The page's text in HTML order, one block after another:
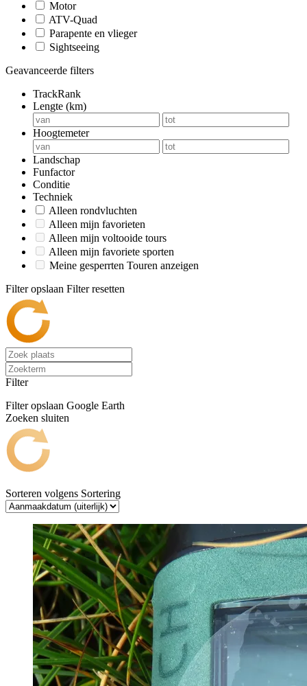
Motor
ATV-Quad
Parapente en vlieger
Sightseeing
Geavanceerde filters
TrackRank
Lengte (km)
Hoogtemeter
Landschap
Funfactor
Conditie
Techniek
Alleen rondvluchten
Alleen mijn favorieten
Alleen mijn voltooide tours
Alleen mijn favoriete sporten
Meine gesperrten Touren anzeigen
Filter opslaan Filter resetten
Filter
Filter opslaan Google Earth
Zoeken sluiten
Sorteren volgens Sortering